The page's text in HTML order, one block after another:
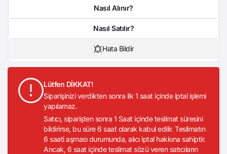
Nasıl Alınır?
Nasıl Satılır?
Hata Bildir
Lütfen DİKKAT!
Siparişinizi verdikten sonra ilk 1 saat içinde iptal işlemi
yapılamaz.
Satıcı, siparişten sonra 1 Saat içinde teslimat süresini
bildirirse, bu süre 6 saat olarak kabul edilir. Teslimatın
6 saati aşması durumunda, alıcı iptal hakkına sahiptir.
Ancak, 6 saat içinde teslimat sözü veren satıcıların